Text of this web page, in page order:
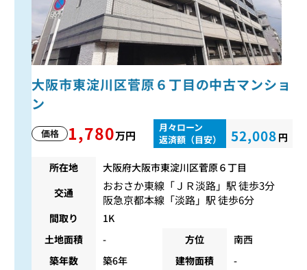
大阪市東淀川区菅原６丁目の中古マンショ
ン
価格 1,780万円
月々ローン
返済額（目安）
52,008 円
所在地
大阪府大阪市東淀川区菅原６丁目
交通
おおさか東線 「ＪＲ淡路」駅 徒歩3分
阪急京都本線 「淡路」駅 徒歩6分
間取り
1K
土地面積
- 方位
南西
築年数
築6年 建物面積
-